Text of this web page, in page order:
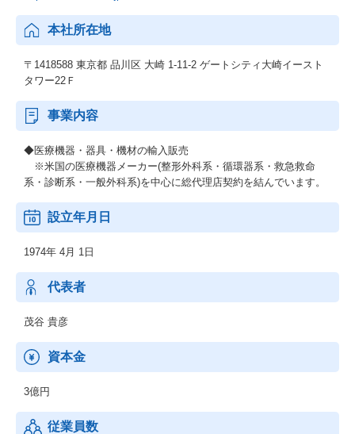
本社所在地
〒1418588 東京都 品川区 大崎 1-11-2 ゲートシティ大崎イースト
タワー22Ｆ
事業内容
◆医療機器・器具・機材の輸入販売
※米国の医療機器メーカー(整形外科系・循環器系・救急救命
系・診断系・一般外科系)を中心に総代理店契約を結んでいます。
設立年月日
1974年 4月 1日
代表者
茂谷 貴彦
資本金
3億円
従業員数